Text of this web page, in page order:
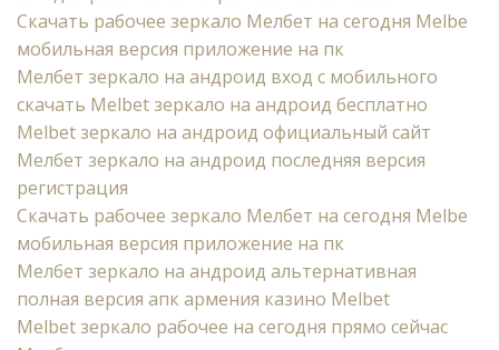
Скачать рабочее зеркало Мелбет на сегодня Melbe
мобильная версия приложение на пк
Мелбет зеркало на андроид вход с мобильного
скачать Melbet зеркало на андроид бесплатно
Melbet зеркало на андроид официальный сайт
Мелбет зеркало на андроид последняя версия
регистрация
Скачать рабочее зеркало Мелбет на сегодня Melbe
мобильная версия приложение на пк
Мелбет зеркало на андроид альтернативная
полная версия апк армения казино Melbet
Melbet зеркало рабочее на сегодня прямо сейчас